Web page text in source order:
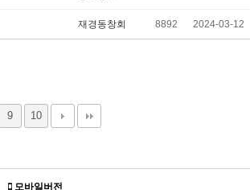
재경동창회 8892 2024-03-12
9 10
모바일버전